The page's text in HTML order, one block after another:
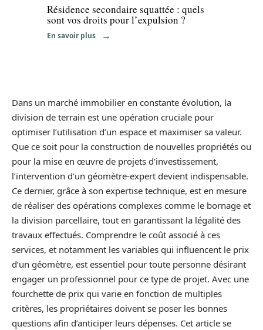
Résidence secondaire squattée : quels
sont vos droits pour l’expulsion ?
En savoir plus
Dans un marché immobilier en constante évolution, la
division de terrain est une opération cruciale pour
optimiser l’utilisation d’un espace et maximiser sa valeur.
Que ce soit pour la construction de nouvelles propriétés ou
pour la mise en œuvre de projets d’investissement,
l’intervention d’un géomètre-expert devient indispensable.
Ce dernier, grâce à son expertise technique, est en mesure
de réaliser des opérations complexes comme le bornage et
la division parcellaire, tout en garantissant la légalité des
travaux effectués. Comprendre le coût associé à ces
services, et notamment les variables qui influencent le prix
d’un géomètre, est essentiel pour toute personne désirant
engager un professionnel pour ce type de projet. Avec une
fourchette de prix qui varie en fonction de multiples
critères, les propriétaires doivent se poser les bonnes
questions afin d’anticiper leurs dépenses. Cet article se